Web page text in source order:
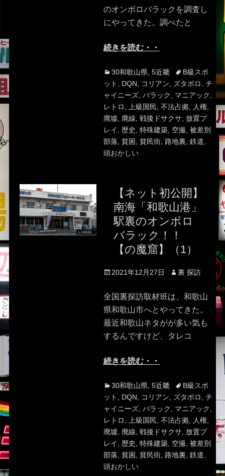
のオンボロバラックを調査し
にやってきた。調べたと
続きを読む・・
Categories
30和歌山県 5近畿 TagsB級スポ
ット
DQN コリアン ズタボロ
チ
ャイニーズ, バラック マニアック
レトロ
上級国民 不法占拠, 人権,
廃墟
廃線 戦後ドサクサ, 放置プ
レイ
歴史 特殊建築, 空撮, 被差別
部落 貧困 貧民街, 路地裏 鉄道
頭おかしい
【ネット初公開】
南海「和歌山港」
駅裏のオンボロ
バラック！！
【の魔窟】（1）
Posted
2021年12月27日 Author
裏 探訪
全国裏探訪取材班は、和歌山
県和歌山市へとやってきた。
最近和歌山ネタがが多い気も
するんですけど、タレコ
続きを読む・・
Categories
30和歌山県 5近畿 TagsB級スポ
ット
DQN コリアン ズタボロ
チ
ャイニーズ, バラック マニアック
レトロ
上級国民 不法占拠, 人権,
廃墟
廃線 戦後ドサクサ, 放置プ
レイ
歴史 特殊建築, 空撮, 被差別
部落 貧困 貧民街, 路地裏 鉄道
頭おかしい